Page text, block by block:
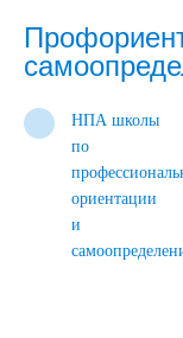
НПА школы
по
ориентации
и